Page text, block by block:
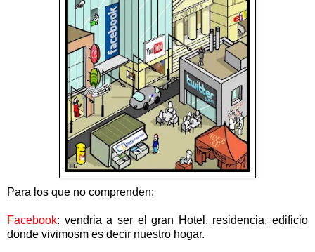
Para los que no comprenden:
Facebook: vendria a ser el gran Hotel, residencia, edificio
donde vivimosm es decir nuestro hogar.